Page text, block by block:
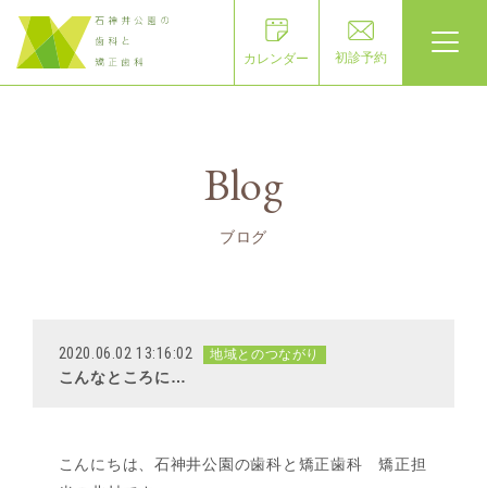
カレンダー 初診予約
Blog
ブログ
2020.06.02 13:16:02 地域とのつながり
こんなところに…
こんにちは、石神井公園の歯科と矯正歯科 矯正担